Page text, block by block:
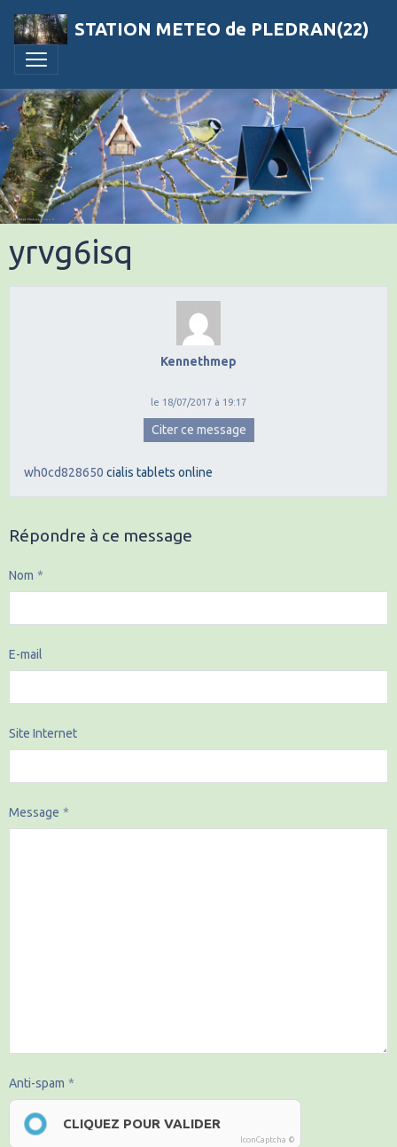
STATION METEO de PLEDRAN(22)
yrvg6isq
Kennethmep
le 18/07/2017 à 19:17
Citer ce message
wh0cd828650 cialis tablets online
Répondre à ce message
Nom
E-mail
Site Internet
Message
Anti-spam
CLIQUEZ POUR VALIDER
IconCaptcha ©